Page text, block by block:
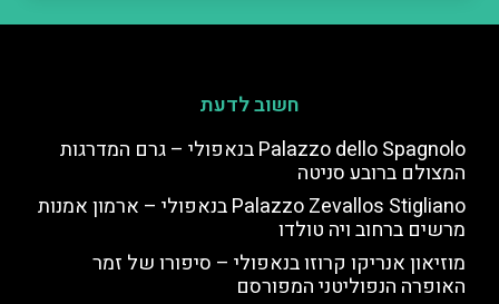
חשוב לדעת
Palazzo dello Spagnolo בנאפולי – גרם המדרגות
המצולם ברובע סניטה
Palazzo Zevallos Stigliano בנאפולי – ארמון אמנות
מרשים ברחוב ויה טולדו
מוזיאון אנריקו קרוזו בנאפולי – סיפורו של זמר
האופרה הנפוליטני המפורסם